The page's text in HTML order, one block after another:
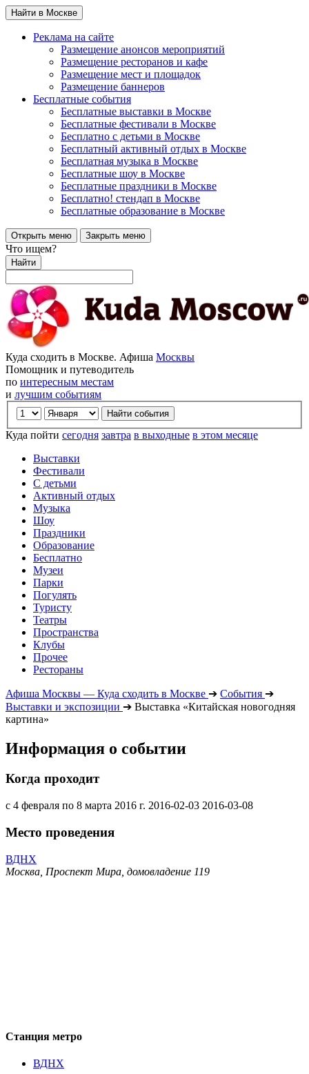
Найти в Москве
Реклама на сайте
Размещение анонсов мероприятий
Размещение ресторанов и кафе
Размещение мест и площадок
Размещение баннеров
Бесплатные события
Бесплатные выставки в Москве
Бесплатные фестивали в Москве
Бесплатно с детьми в Москве
Бесплатный активный отдых в Москве
Бесплатная музыка в Москве
Бесплатные шоу в Москве
Бесплатные праздники в Москве
Бесплатно! стендап в Москве
Бесплатные образование в Москве
Открыть меню Закрыть меню
Что ищем?
Найти
Куда сходить в Москве. Афиша Москвы
Помощник и путеводитель
по интересным местам
и лучшим событиям
Куда пойти сегодня завтра в выходные в этом месяце
Выставки
Фестивали
С детьми
Активный отдых
Музыка
Шоу
Праздники
Образование
Бесплатно
Музеи
Парки
Погулять
Туристу
Театры
Пространства
Клубы
Прочее
Рестораны
Афиша Москвы — Куда сходить в Москве ➔ События ➔
Выставки и экспозиции ➔ Выставка «Китайская новогодняя
картина»
Информация о событии
Когда проходит
с 4 февраля по 8 марта 2016 г. 2016-02-03 2016-03-08
Место проведения
ВДНХ
Москва, Проспект Мира, домовладение 119
Станция метро
ВДНХ